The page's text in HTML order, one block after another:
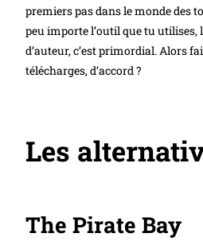
premiers pas dans le monde des
peu importe l’outil que tu utilises,
d’auteur, c’est primordial. Alors
télécharges, d’accord ?
Les
The Pirate Bay